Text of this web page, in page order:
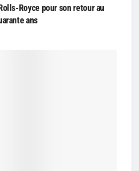
Royce pour son retour au
ans